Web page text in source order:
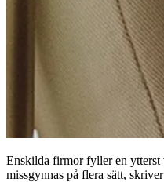
Enskilda firmor fyller en
missgynnas på flera sätt,